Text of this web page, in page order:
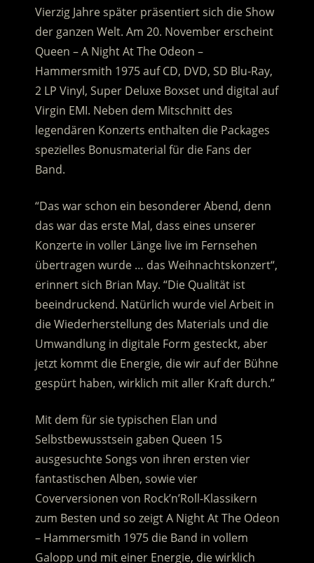
Vierzig Jahre später präsentiert sich die Show
der ganzen Welt. Am 20. November erscheint
Queen – A Night At The Odeon –
Hammersmith 1975 auf CD, DVD, SD Blu-Ray,
2 LP Vinyl, Super Deluxe Boxset und digital auf
Virgin EMI. Neben dem Mitschnitt des
legendären Konzerts enthalten die Packages
spezielles Bonusmaterial für die Fans der
Band.
“Das war schon ein besonderer Abend, denn
das war das erste Mal, dass eines unserer
Konzerte in voller Länge live im Fernsehen
übertragen wurde … das Weihnachtskonzert“,
erinnert sich Brian May. “Die Qualität ist
beeindruckend. Natürlich wurde viel Arbeit in
die Wiederherstellung des Materials und die
Umwandlung in digitale Form gesteckt, aber
jetzt kommt die Energie, die wir auf der Bühne
gespürt haben, wirklich mit aller Kraft durch.”
Mit dem für sie typischen Elan und
Selbstbewusstsein gaben Queen 15
ausgesuchte Songs von ihren ersten vier
fantastischen Alben, sowie vier
Coverversionen von Rock’n’Roll-Klassikern
zum Besten und so zeigt A Night At The Odeon
– Hammersmith 1975 die Band in vollem
Galopp und mit einer Energie, die wirklich